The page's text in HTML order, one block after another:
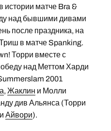
истории матче Bra &
над бывшими дивами
после праздника, на
в матче Spanking.
Торри вместе с
над Меттом Харди
2001
, Жаклин и Молли
див Альянса (Торри
Айвори).